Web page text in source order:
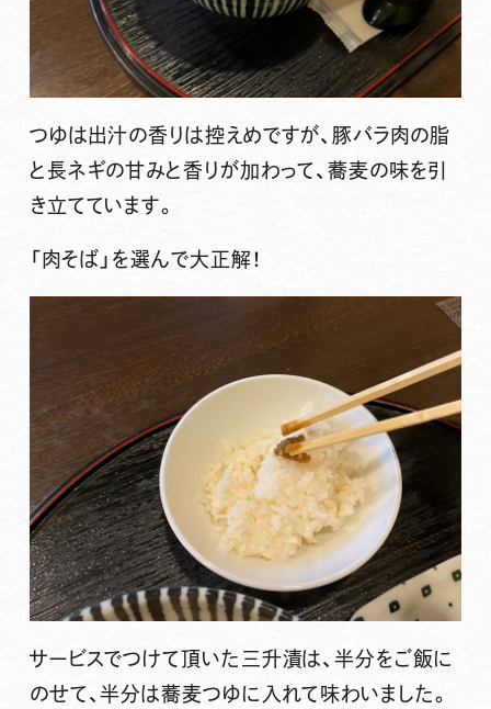
つゆは出汁の香りは控えめですが、豚バラ肉の脂
と長ネギの甘みと香りが加わって、蕎麦の味を引
き立てています。
「肉そば」 を選んで大正解！
サービスでつけて頂いた三升漬は、半分をご飯に
のせて、半分は蕎麦つゆに入れて味わいました。